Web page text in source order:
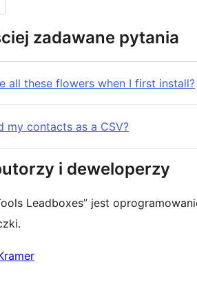
zadawane pytania
all these flowers when I first install?
my contacts as a CSV?
i deweloperzy
Leadboxes” jest